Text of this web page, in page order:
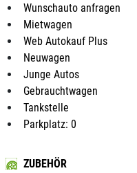
Wunschauto anfragen
Mietwagen
Web Autokauf Plus
Neuwagen
Junge Autos
Gebrauchtwagen
Tankstelle
Parkplatz: 0
ZUBEHÖR